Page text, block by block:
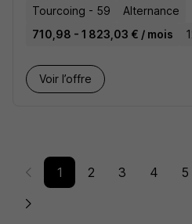
Tourcoing - 59
Alternance
710,98 - 1 823,03 € / mois
Voir l’offre
1 2 3 4 5